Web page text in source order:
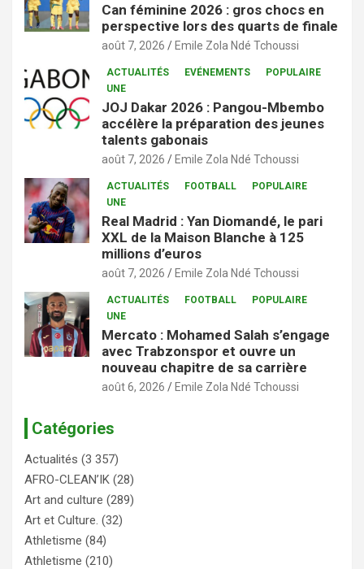
Can féminine 2026 : gros chocs en
perspective lors des quarts de finale
août 7, 2026 Emile Zola Ndé Tchoussi
ACTUALITÉS EVÉNEMENTS
POPULAIRE
UNE
JOJ Dakar 2026 : Pangou-Mbembo
accélère la préparation des jeunes
talents gabonais
août 7, 2026 Emile Zola Ndé Tchoussi
ACTUALITÉS FOOTBALL
POPULAIRE
UNE
Real Madrid : Yan Diomandé, le pari
XXL de la Maison Blanche à 125
millions d’euros
août 7, 2026 Emile Zola Ndé Tchoussi
ACTUALITÉS FOOTBALL
POPULAIRE
UNE
Mercato : Mohamed Salah s’engage
avec Trabzonspor et ouvre un
nouveau chapitre de sa carrière
août 6, 2026 Emile Zola Ndé Tchoussi
Catégories
Actualités (3 357)
AFRO-CLEAN’IK (28)
Art and culture (289)
Art et Culture. (32)
Athletisme (84)
Athletisme (210)